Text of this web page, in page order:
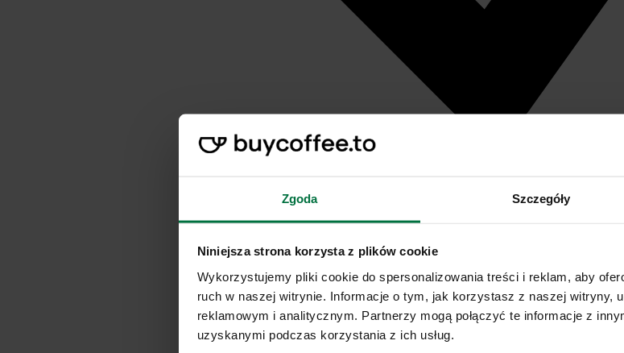
Zgoda Szczegóły
Niniejsza strona korzysta z plików cookie
Wykorzystujemy pliki cookie do spersonalizowania treści i reklam, aby
ruch w naszej witrynie. Informacje o tym, jak korzystasz z naszej witryny,
reklamowym i analitycznym. Partnerzy mogą połączyć te informacje z
uzyskanymi podczas korzystania z ich usług.